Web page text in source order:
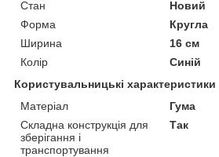
Стан
Новий
Форма
Кругла
Ширина
16 см
Колір
Синій
Користувальницькі характеристики
Матеріал
Гума
Складна конструкція для
зберігання і
транспортування
Так